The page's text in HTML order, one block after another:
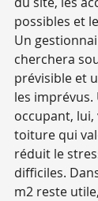
possibles et
Un
cherchera
prévisible et
les
occupant,
toiture qui
réduit le
difficiles.
m2 reste